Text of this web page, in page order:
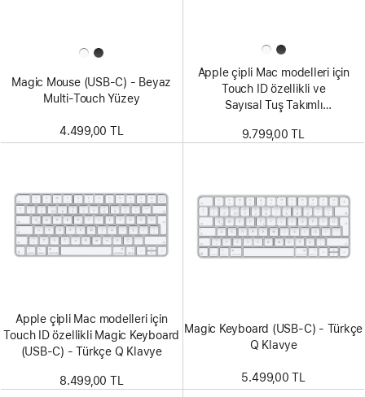
Magic Mouse (USB‑C) - Beyaz
Multi-Touch Yüzey
4.499,00 TL
Apple çipli Mac modelleri için
Touch ID özellikli ve
Sayısal Tuş Takımlı
Q Klavye - Beyaz Tuşlar
9.799,00 TL
Apple çipli Mac modelleri için
Touch ID özellikli Magic Keyboard
(USB-C) - Türkçe Q Klavye
8.499,00 TL
Magic Keyboard (USB‑C) - Türkçe
Q Klavye
5.499,00 TL